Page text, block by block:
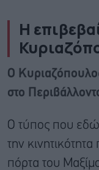
Η
Ο
στο
Ο τύπος που εδώ
την
πόρτα του